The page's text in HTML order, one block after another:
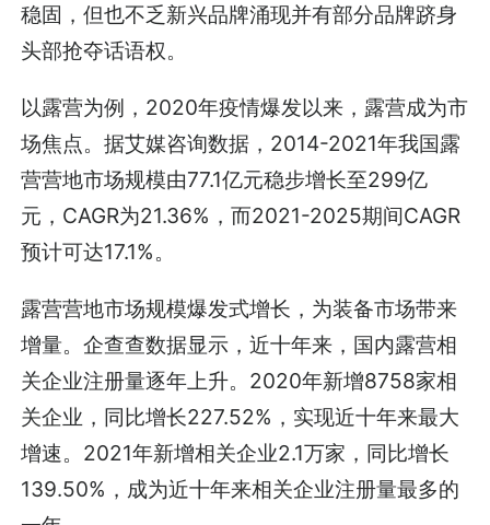
稳固，但也不乏新兴品牌涌现并有部分品牌跻身
头部抢夺话语权。
以露营为例，2020年疫情爆发以来，露营成为市
场焦点。据艾媒咨询数据，2014-2021年我国露
营营地市场规模由77.1亿元稳步增长至299亿
元，CAGR为21.36%，而2021-2025期间CAGR
预计可达17.1%。
露营营地市场规模爆发式增长，为装备市场带来
增量。企查查数据显示，近十年来，国内露营相
关企业注册量逐年上升。2020年新增8758家相
关企业，同比增长227.52%，实现近十年来最大
增速。2021年新增相关企业2.1万家，同比增长
139.50%，成为近十年来相关企业注册量最多的